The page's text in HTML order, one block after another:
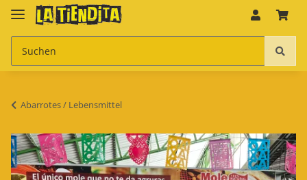
Abarrotes / Lebensmittel